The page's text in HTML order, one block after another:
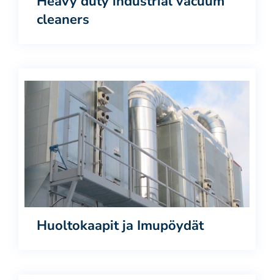
cleaners
Huoltokaapit ja Imupöydät